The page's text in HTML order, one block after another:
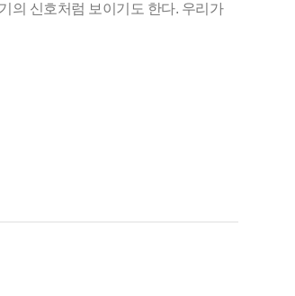
의 신호처럼 보이기도 한다. 우리가